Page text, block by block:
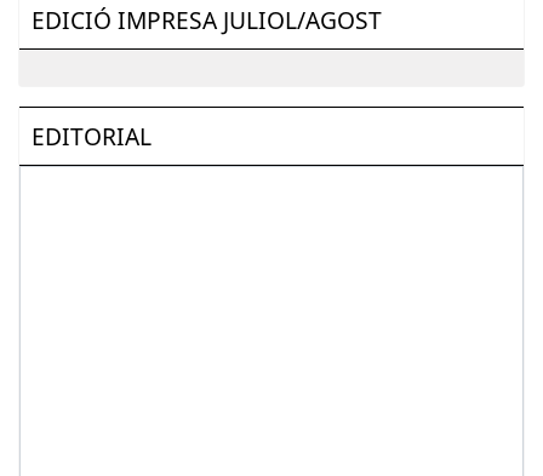
EDICIÓ IMPRESA JULIOL/AGOST
EDITORIAL